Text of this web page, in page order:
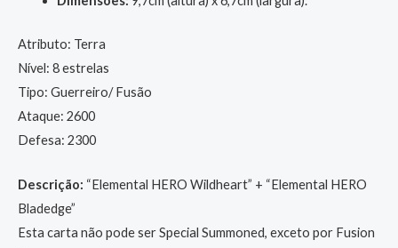
Atributo: Terra
Nível: 8 estrelas
Tipo: Guerreiro/ Fusão
Ataque: 2600
Defesa: 2300
Descrição: “Elemental HERO Wildheart” + “Elemental HERO
Bladedge”
Esta carta não pode ser Special Summoned, exceto por Fusion